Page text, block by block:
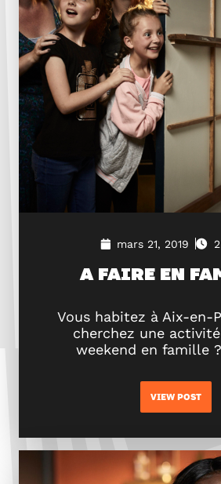
mars 21, 2019
A FAIRE EN
Vous habitez à Aix-en-
cherchez une
weekend en famille
VIEW POST